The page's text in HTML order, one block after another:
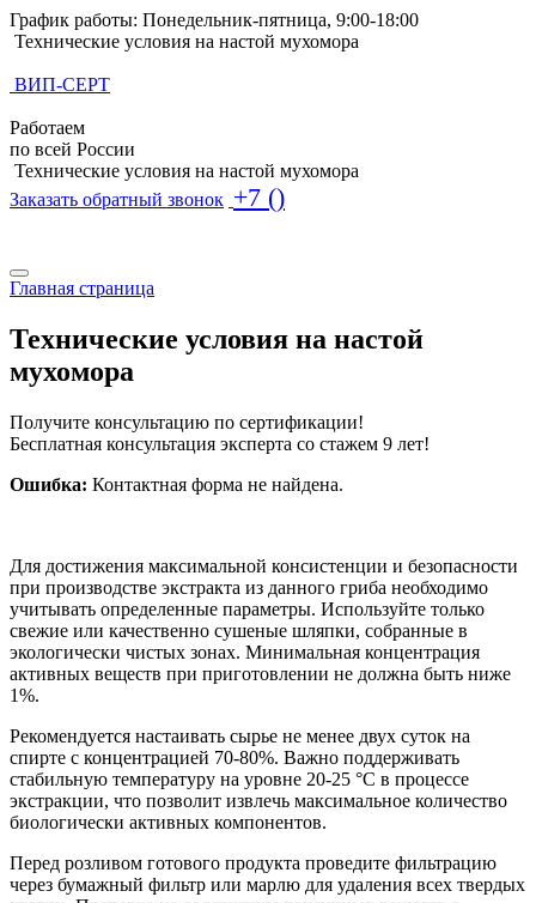
График работы: Понедельник-пятница, 9:00-18:00
Технические условия на настой мухомора
ВИП-СЕРТ
Работаем
по всей России
Технические условия на настой мухомора
Заказать обратный звонок +7 ()
Главная страница
Технические условия на настой
мухомора
Получите консультацию по сертификации!
Бесплатная консультация эксперта со стажем 9 лет!
Ошибка: Контактная форма не найдена.
Для достижения максимальной консистенции и безопасности
при производстве экстракта из данного гриба необходимо
учитывать определенные параметры. Используйте только
свежие или качественно сушеные шляпки, собранные в
экологически чистых зонах. Минимальная концентрация
активных веществ при приготовлении не должна быть ниже
1%.
Рекомендуется настаивать сырье не менее двух суток на
спирте с концентрацией 70-80%. Важно поддерживать
стабильную температуру на уровне 20-25 °C в процессе
экстракции, что позволит извлечь максимальное количество
биологически активных компонентов.
Перед розливом готового продукта проведите фильтрацию
через бумажный фильтр или марлю для удаления всех твердых